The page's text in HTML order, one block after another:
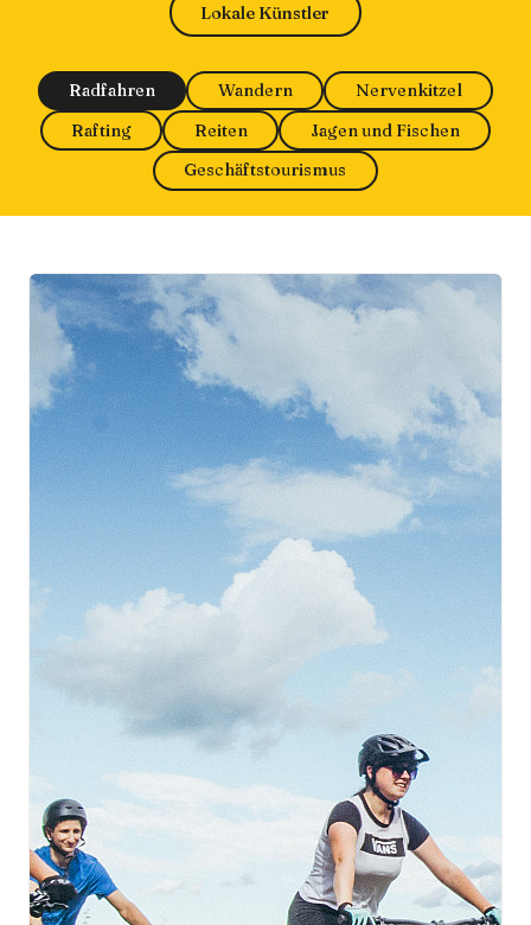
Lokale Künstler
Radfahren Wandern
Nervenkitzel
Rafting
Reiten
Jagen und Fischen
Geschäftstourismus